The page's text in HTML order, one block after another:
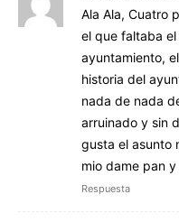
Ala Ala, Cuatro
el que faltaba
ayuntamiento,
historia del
nada de nada
arruinado y sin
gusta el asunto
mio dame pan
Respuesta